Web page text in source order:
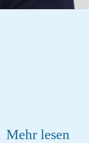
Mehr lesen